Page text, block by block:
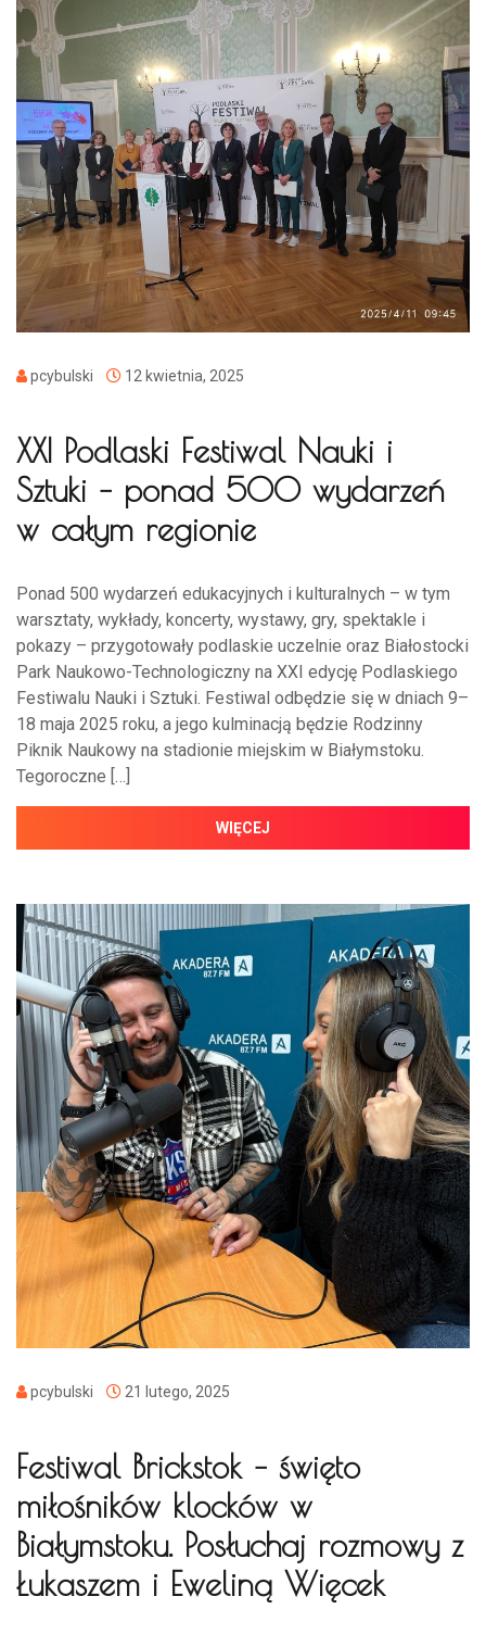
pcybulski 12 kwietnia, 2025
XXI Podlaski Festiwal Nauki i
Sztuki – ponad 500 wydarzeń
w całym regionie
Ponad 500 wydarzeń edukacyjnych i kulturalnych – w tym
warsztaty, wykłady, koncerty, wystawy, gry, spektakle i
pokazy – przygotowały podlaskie uczelnie oraz Białostocki
Park Naukowo-Technologiczny na XXI edycję Podlaskiego
Festiwalu Nauki i Sztuki. Festiwal odbędzie się w dniach 9–
18 maja 2025 roku, a jego kulminacją będzie Rodzinny
Piknik Naukowy na stadionie miejskim w Białymstoku.
Tegoroczne […]
WIĘCEJ
pcybulski 21 lutego, 2025
Festiwal Brickstok – święto
miłośników klocków w
Białymstoku. Posłuchaj rozmowy z
Łukaszem i Eweliną Więcek